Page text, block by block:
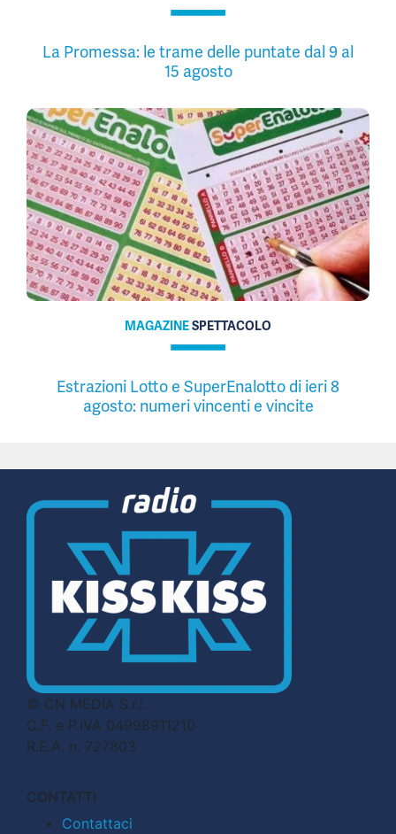
La Promessa: le trame delle puntate dal 9 al
15 agosto
MAGAZINESPETTACOLO
Estrazioni Lotto e SuperEnalotto di ieri 8
agosto: numeri vincenti e vincite
© CN MEDIA S.r.l.
C.F. e P.IVA 04998911210
R.E.A. n. 727803
CONTATTI
Contattaci